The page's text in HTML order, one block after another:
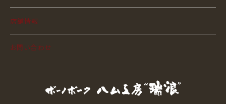
店舗情報
お問い合わせ